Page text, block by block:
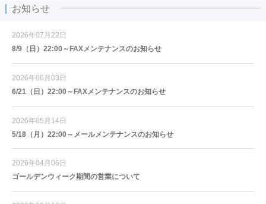
お知らせ
2026年07月22日
8/9（日）22:00～FAXメンテナンスのお知らせ
2026年06月03日
6/21（日）22:00～FAXメンテナンスのお知らせ
2026年05月14日
5/18（月）22:00～メールメンテナンスのお知らせ
2026年04月06日
ゴールデンウィーク期間の営業について